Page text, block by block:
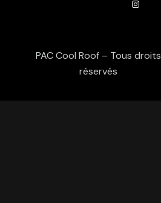
PAC Cool Roof – Tous droits
réservés